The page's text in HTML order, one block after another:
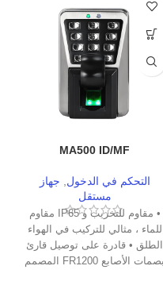
MA500 ID/MF
التحكم في الدخول
جهاز
مستقل
• مقاوم للتخريب و IP65 مقاوم
للماء ، مثالي للتركيب في الهواء
الطلق • قادرة على توصيل قارئ
بصمات الأصابع FR1200 المصمم